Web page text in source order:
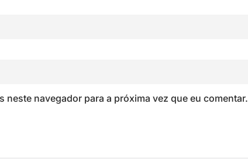
neste navegador para a próxima vez que eu comentar.